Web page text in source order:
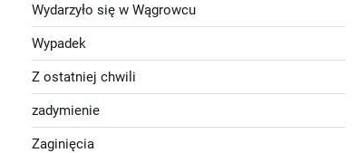
Wydarzyło się w Wągrowcu
Wypadek
Z ostatniej chwili
zadymienie
Zaginięcia